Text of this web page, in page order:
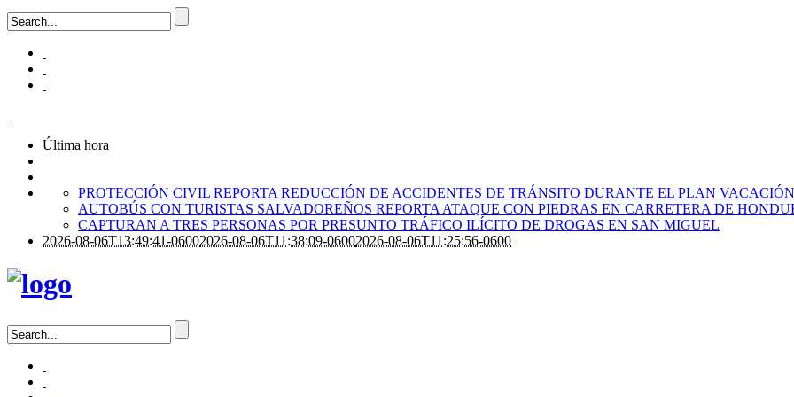
Última hora
PROTECCIÓN CIVIL REPORTA REDUCCIÓN DE ACCIDENTES DE TRÁNSITO DURANTE EL PLAN
AUTOBÚS CON TURISTAS SALVADOREÑOS REPORTA ATAQUE CON PIEDRAS EN CARRETERA DE
CAPTURAN A TRES PERSONAS POR PRESUNTO TRÁFICO ILÍCITO DE DROGAS EN SAN MIGUEL
2026-08-06T13:49:41-06002026-08-06T11:38:09-06002026-08-06T11:25:56-0600